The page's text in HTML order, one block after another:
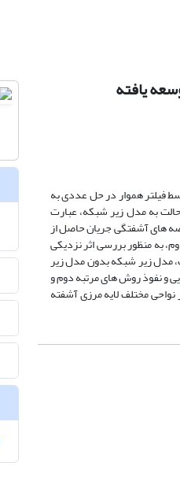
فیلتر هموار در حل عددی به
به مدل زیر شبکه، عبارت
های آشفتگی جریان حاصل از
به منظور بررسی اثر نزدیکی
مدل زیر شبکه بدون مدل زیر
و نفوذ روش های مرتبه دوم و
مختلف لایه مرزی آشفته